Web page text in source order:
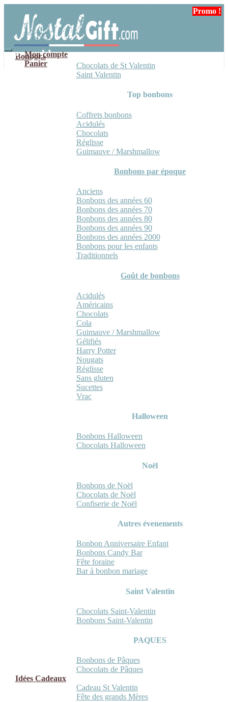
navigation
contenu
Mon compte
Panier
Bonbons
Chocolats de St Valentin
Saint Valentin
Top bonbons
Coffrets bonbons
Acidulés
Chocolats
Réglisse
Guimauve / Marshmallow
Bonbons par époque
Anciens
Bonbons des années 60
Bonbons des années 70
Bonbons des années 80
Bonbons des années 90
Bonbons des années 2000
Bonbons pour les enfants
Traditionnels
Goût de bonbons
Acidulés
Américains
Chocolats
Cola
Guimauve / Marshmallow
Gélifiés
Harry Potter
Nougats
Réglisse
Sans gluten
Sucettes
Vrac
Halloween
Bonbons Halloween
Chocolats Halloween
Noël
Bonbons de Noël
Chocolats de Noël
Confiserie de Noël
Autres évenements
Bonbon Anniversaire Enfant
Bonbons Candy Bar
Fête foraine
Bar à bonbon mariage
Saint Valentin
Chocolats Saint-Valentin
Bonbons Saint-Valentin
PAQUES
Bonbons de Pâques
Chocolats de Pâques
Idées Cadeaux
Cadeau St Valentin
Fête des grands Mères
Promo !